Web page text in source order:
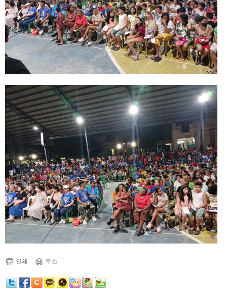
인쇄 주소